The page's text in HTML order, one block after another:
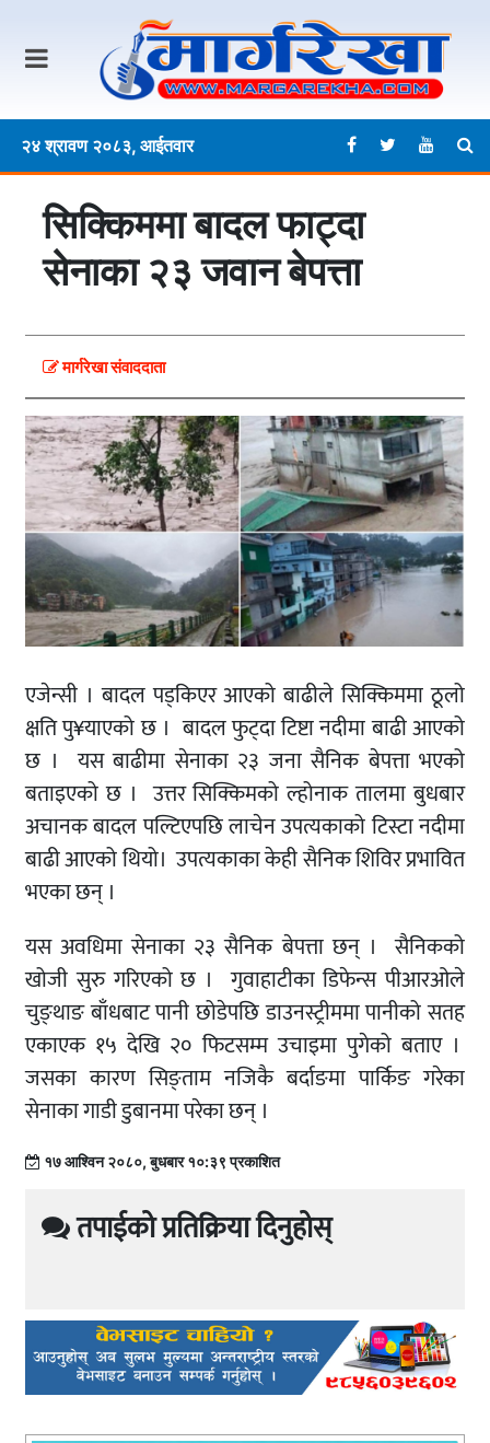
२४ श्रावण २०८३, आईतवार
सिक्किममा बादल फाट्दा
सेनाका २३ जवान बेपत्ता
मार्गरेखा संवाददाता
एजेन्सी । बादल पड्किएर आएको बाढीले सिक्किममा ठूलो
क्षति पु¥याएको छ । बादल फुट्दा टिष्टा नदीमा बाढी आएको
छ । यस बाढीमा सेनाका २३ जना सैनिक बेपत्ता भएको
बताइएको छ । उत्तर सिक्किमको ल्होनाक तालमा बुधबार
अचानक बादल पल्टिएपछि लाचेन उपत्यकाको टिस्टा नदीमा
बाढी आएको थियो। उपत्यकाका केही सैनिक शिविर प्रभावित
भएका छन् ।
यस अवधिमा सेनाका २३ सैनिक बेपत्ता छन् । सैनिकको
खोजी सुरु गरिएको छ । गुवाहाटीका डिफेन्स पीआरओले
चुङ्थाङ बाँधबाट पानी छोडेपछि डाउनस्ट्रीममा पानीको सतह
एकाएक १५ देखि २० फिटसम्म उचाइमा पुगेको बताए ।
जसका कारण सिङ्ताम नजिकै बर्दाङमा पार्किङ गरेका
सेनाका गाडी डुबानमा परेका छन् ।
१७ आश्विन २०८०, बुधबार १०:३९ प्रकाशित
तपाईको प्रतिक्रिया दिनुहोस्